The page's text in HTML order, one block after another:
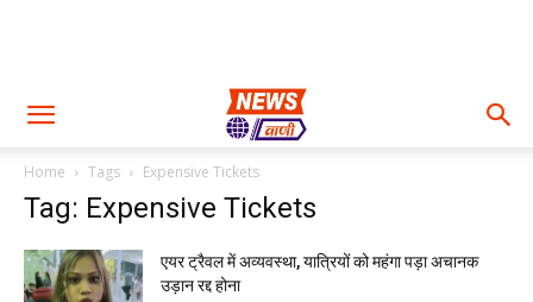
Home Tags Expensive Tickets
Tag: Expensive Tickets
एयर ट्रैवल में अव्यवस्था, यात्रियों को महंगा पड़ा अचानक
उड़ान रद्द होना